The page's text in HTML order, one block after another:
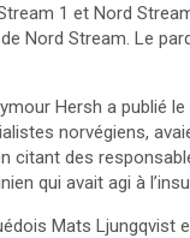
1 et Nord
Nord Stream. Le
Hersh a publié
norvégiens,
citant des
qui avait agi à
Mats Ljungqvist